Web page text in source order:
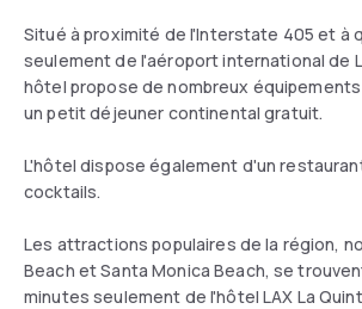
Situé à proximité de l'Interstate 405 et à
seulement de l'aéroport international de
hôtel propose de nombreux
un petit déjeuner continental gratuit.
L'hôtel dispose également d'un
cocktails.
Les attractions populaires de la région,
Beach et Santa Monica Beach, se
minutes seulement de l'hôtel LAX La